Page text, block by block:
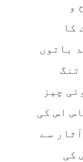
و
کا
باتوں
تنگ
چیز
اس کی
سے
کی